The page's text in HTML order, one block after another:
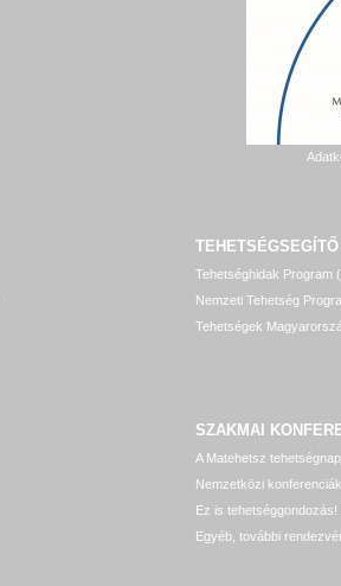
TEHETSÉGSEGÍTŐ
Tehetséghidak Program
Nemzeti Tehetség
Tehetségek
SZAKMAI
A Matehetsz
Nemzetközi konferenciák
Ez is
Egyéb, további